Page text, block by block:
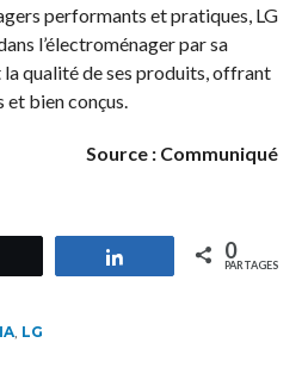
performants et pratiques, LG
l’électroménager par sa
qualité de ses produits, offrant
bien conçus.
Source : Communiqué
Partagez 0
PARTAGES
, LG